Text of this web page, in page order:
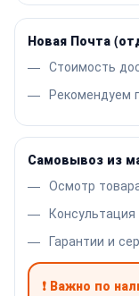
Новая Почта
Стоимость
Рекомендуем
Самовывоз из
Осмотр
Гарантии и
❗ Важно по